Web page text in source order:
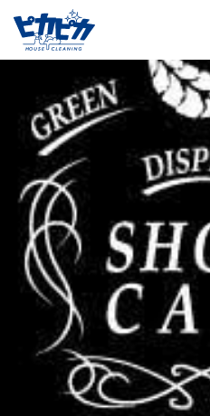
株式会社ショーケース